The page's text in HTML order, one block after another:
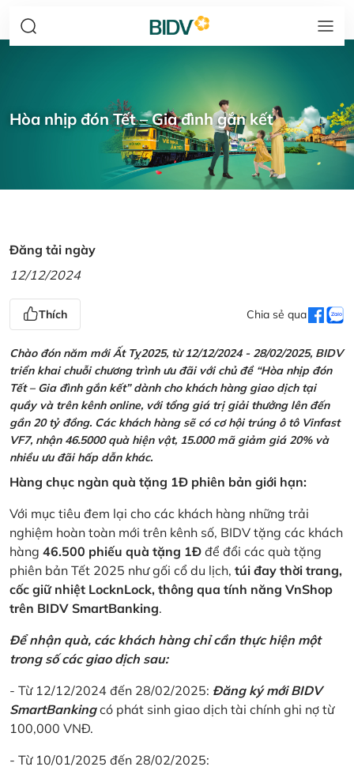
Hòa nhịp đón Tết – Gia đình gắn kết
Đăng tải ngày
12/12/2024
Thích Chia sẻ qua
Chào đón năm mới Ất Tỵ2025, từ 12/12/2024 - 28/02/2025, BIDV
triển khai chuỗi chương trình ưu đãi với chủ đề “Hòa nhịp đón
Tết – Gia đình gắn kết” dành cho khách hàng giao dịch tại
quầy và trên kênh online, với tổng giá trị giải thưởng lên đến
gần 20 tỷ đồng. Các khách hàng sẽ có cơ hội trúng ô tô Vinfast
VF7, nhận 46.5000 quà hiện vật, 15.000 mã giảm giá 20% và
nhiều ưu đãi hấp dẫn khác.
Hàng chục ngàn quà tặng 1Đ phiên bản giới hạn:
Với mục tiêu đem lại cho các khách hàng những trải
nghiệm hoàn toàn mới trên kênh số, BIDV tặng các khách
hàng 46.500 phiếu quà tặng 1Đ để đổi các quà tặng
phiên bản Tết 2025 như gối cổ du lịch, túi đay thời trang,
cốc giữ nhiệt LocknLock, thông qua tính năng VnShop
trên BIDV SmartBanking.
Để nhận quà, các khách hàng chỉ cần thực hiện một
trong số các giao dịch sau:
- Từ 12/12/2024 đến 28/02/2025: Đăng ký mới BIDV
SmartBankingcó phát sinh giao dịch tài chính ghi nợ từ
100,000 VNĐ.
- Từ 10/01/2025 đến 28/02/2025: